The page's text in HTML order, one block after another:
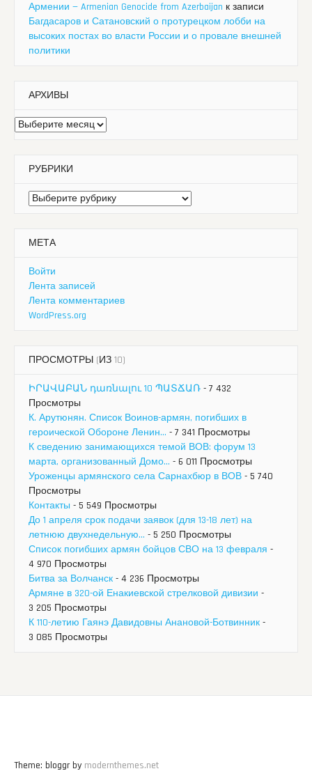
Армении — Armenian Genocide from Azerbaijan к записи
Багдасаров и Сатановский о протурецком лобби на
высоких постах во власти России и о провале внешней
политики
АРХИВЫ
Архивы
РУБРИКИ
Рубрики
МЕТА
Войти
Лента записей
Лента комментариев
WordPress.org
ПРОСМОТРЫ (ИЗ 10)
ԻՐԱՎԱԲԱՆ դառնալու 10 ՊԱՏՃԱՌ - 7 432
Просмотры
К. Арутюнян. Список Воинов-армян, погибших в
героической Обороне Ленин... - 7 341 Просмотры
К сведению занимающихся темой ВОВ: форум 13
марта, организованный Домо... - 6 011 Просмотры
Уроженцы армянского села Сарнахбюр в ВОВ - 5 740
Просмотры
Контакты - 5 549 Просмотры
До 1 апреля срок подачи заявок (для 13-18 лет) на
летнюю двухнедельную... - 5 250 Просмотры
Список погибших армян бойцов СВО на 13 февраля -
4 970 Просмотры
Битва за Волчанск - 4 236 Просмотры
Армяне в 320-ой Енакиевской стрелковой дивизии -
3 205 Просмотры
К 110-летию Гаянэ Давидовны Анановой-Ботвинник -
3 085 Просмотры
Theme: bloggr by modernthemes.net